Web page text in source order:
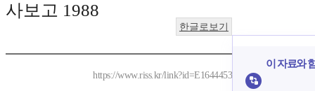
사보고 1988
한글로보기
https://www.riss.kr/link?id=E1644453
이 자료와